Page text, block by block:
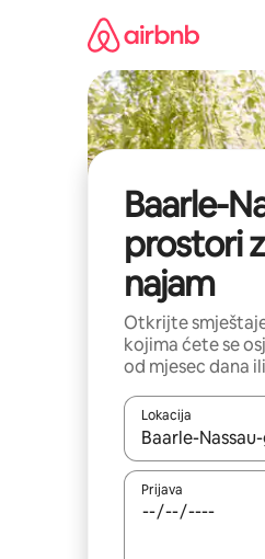
Baarle-
prostori
najam
Otkrijte
kojima ćete se
od mjesec dana
Lokacija
Kad su rezultati
Prijava